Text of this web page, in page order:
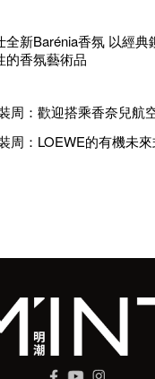
全新Barénia香氛 以經典
的香氛藝術品
周：歡迎搭乘香奈兒航
周：LOEWE的有機未